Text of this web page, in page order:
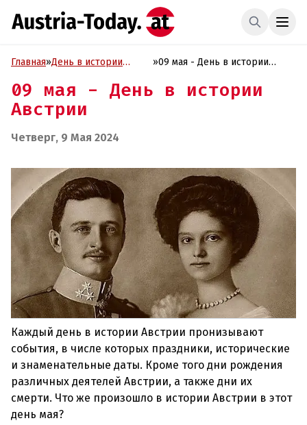
Главная»День в истории
»09 мая - День в истории
09 мая - День в истории
Австрии
Четверг, 9 Мая 2024
Каждый день в истории Австрии пронизывают
события, в числе которых праздники, исторические
и знаменательные даты. Кроме того дни рождения
различных деятелей Австрии, а также дни их
смерти. Что же произошло в истории Австрии в этот
день мая?